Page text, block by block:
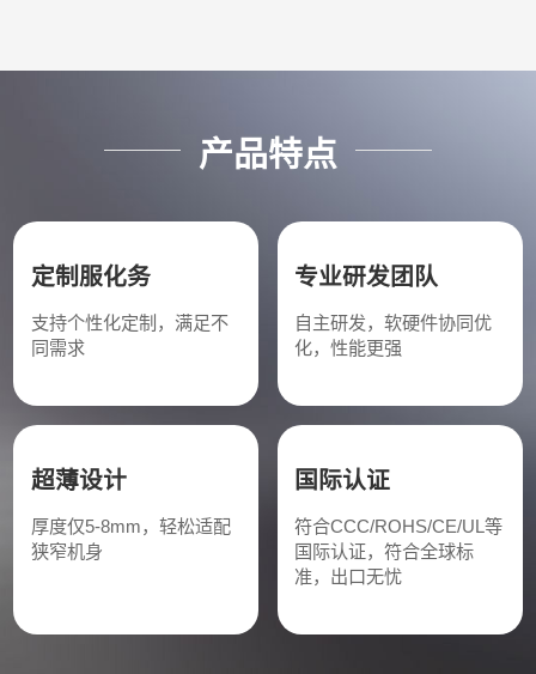
产品特点
定制服化务
支持个性化定制，满足不
同需求
专业研发团队
自主研发，软硬件协同优
化，性能更强
超薄设计
厚度仅5-8mm，轻松适配
狭窄机身
国际认证
符合CCC/ROHS/CE/UL等
国际认证，符合全球标
准，出口无忧